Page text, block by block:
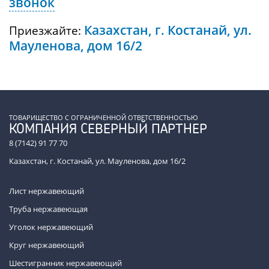
Приезжайте: Казахстан, г. Костанай, ул.
Мауленова, дом 16/2
ТОВАРИЩЕСТВО С ОГРАНИЧЕННОЙ ОТВЕТСТВЕННОСТЬЮ
КОМПАНИЯ СЕВЕРНЫЙ ПАРТНЕР
8 (7142) 91 77 70
Казахстан, г. Костанай, ул. Мауленова, дом 16/2
Лист нержавеющий
Труба нержавеющая
Уголок нержавеющий
Круг нержавеющий
Шестигранник нержавеющий